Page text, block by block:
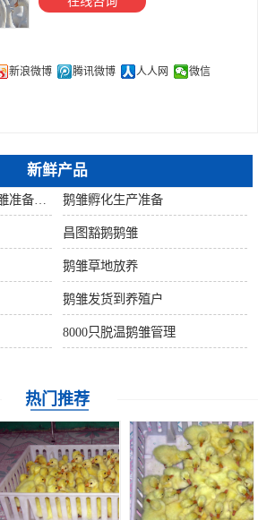
新浪微博 腾讯微博 人人网 微信
新鲜产品
鹅雏孵化生产准备
昌图豁鹅鹅雏
鹅雏草地放养
鹅雏发货到养殖户
8000只脱温鹅雏管理
热门推荐